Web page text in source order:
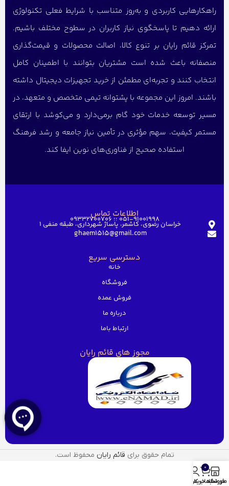
راهکارهایی کاربردی و به‌روز متناسب با شرایط فعلی تکنولوژی
ارائه دهیم تا پاسخگوی نیاز کاربران در سطوح مختلف باشیم.
تمرکز قائم رایان بر تنوع کالا، اصالت محصولات و قیمت‌گذاری
منصفانه باعث شده است مشتریان بتوانند با اطمینان کامل
انتخاب کنند و تجربه‌ای مطمئن از خرید تجهیزات دیجیتال داشته
باشند. امروز این مجموعه با پشتوانه تیمی متخصص و متعهد، در
مسیر توسعه خدمات خود گام برمی‌دارد و می‌کوشد با ارتقای
مستمر کیفیت، سهم مؤثری در تأمین نیاز جامعه و رشد فرهنگ
استفاده صحیح از فناوری‌های نوین ایفا کند.
اطلاعات تماس051-91001998 ؛؛ 09332700706
خراسان رضوی، کاشمر، پاساژ شهرداری، طبقه منفی ۱
ghaem1515@gmail.com
دسترسی سریع
خانه
فروشگاه
فروش عمده
درباره ما
ارتباط باما
مجوز های قائم رایان
تمام حقوق برای قائم رایان محفوظ است.
منوفروشگاه
0
سبد خرید
حساب کاربری من